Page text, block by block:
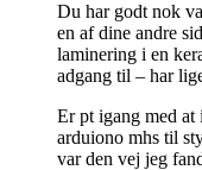
Du har godt nok
en af dine andre
laminering i en
adgang til – har
Er pt igang med
arduiono mhs til
var den vej jeg